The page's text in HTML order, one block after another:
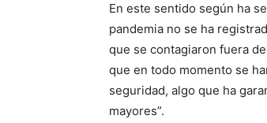
En este sentido según ha
pandemia no se ha
que se contagiaron fuera
que en todo momento se
seguridad, algo que ha
mayores”.